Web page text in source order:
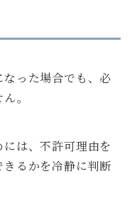
った場合でも、必
。
は、不許可理由を
るかを冷静に判断